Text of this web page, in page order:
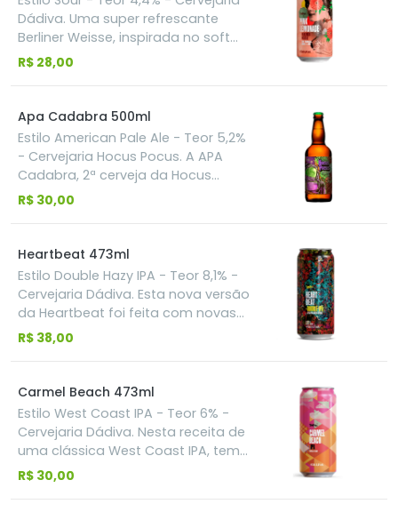
cevada, lúpulo e levedura, a cerveja
apresenta um teor alcoólico de
4,4%, um amargor suave e notas de
miolo de pão, equilibradas por um
Dádiva. Uma super refrescante
Berliner Weisse, inspirada no soft
drink Pink Lemonade. Com adição
extrema refrescância.
R$ 28,00
Apa Cadabra 500ml
Estilo American Pale Ale - Teor 5,2%
- Cervejaria Hocus Pocus. A APA
Cadabra, 2ª cerveja da Hocus
Pocus, é uma American Pale Ale
aroma e sabor. Com 5.2% ABV,
drinkability altíssima, e aroma
fortemente cítrico e resinoso que
normalmente só se encontra em
lupuladas, ela faz com que seja
mais goles
R$ 30,00
Heartbeat 473ml
Estilo Double Hazy IPA - Teor 8,1% -
Cervejaria Dádiva. Esta nova versão
da Heartbeat foi feita com novas
técnicas e tecnologias de
tecnologias que mais preserva os
óleos essenciais do lúpulo, e Mosaic
e Citra na versão T45, além de um
toque de lúpulo El Dorado
R$ 38,00
Carmel Beach 473ml
Estilo West Coast IPA - Teor 6% -
Cervejaria Dádiva. Nesta receita de
uma clássica West Coast IPA, temos
o blend de lúpulos Denali, Citra e
R$ 30,00